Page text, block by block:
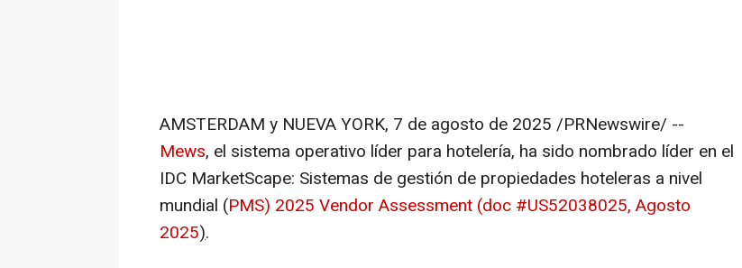
AMSTERDAM y NUEVA YORK, 7 de agosto de 2025 /PRNewswire/ --
Mews, el sistema operativo líder para hotelería, ha sido nombrado líder en el
IDC MarketScape: Sistemas de gestión de propiedades hoteleras a nivel
mundial (PMS) 2025 Vendor Assessment (doc #US52038025, Agosto
2025).